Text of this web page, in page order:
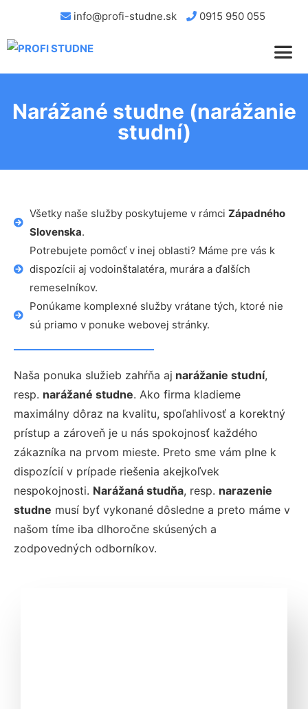
info@profi-studne.sk 0915 950 055
Narážané studne (narážanie
studní)
Všetky naše služby poskytujeme v rámci Západného
Slovenska.
Potrebujete pomôcť v inej oblasti? Máme pre vás k
dispozícii aj vodoinštalatéra, murára a ďalších
remeselníkov.
Ponúkame komplexné služby vrátane tých, ktoré nie
sú priamo v ponuke webovej stránky.
Naša ponuka služieb zahŕňa aj narážanie studní,
resp. narážané studne. Ako firma kladieme
maximálny dôraz na kvalitu, spoľahlivosť a korektný
prístup a zároveň je u nás spokojnosť každého
zákazníka na prvom mieste. Preto sme vám plne k
dispozícií v prípade riešenia akejkoľvek
nespokojnosti. Narážaná studňa, resp. narazenie
studne musí byť vykonané dôsledne a preto máme v
našom tíme iba dlhoročne skúsených a
zodpovedných odborníkov.